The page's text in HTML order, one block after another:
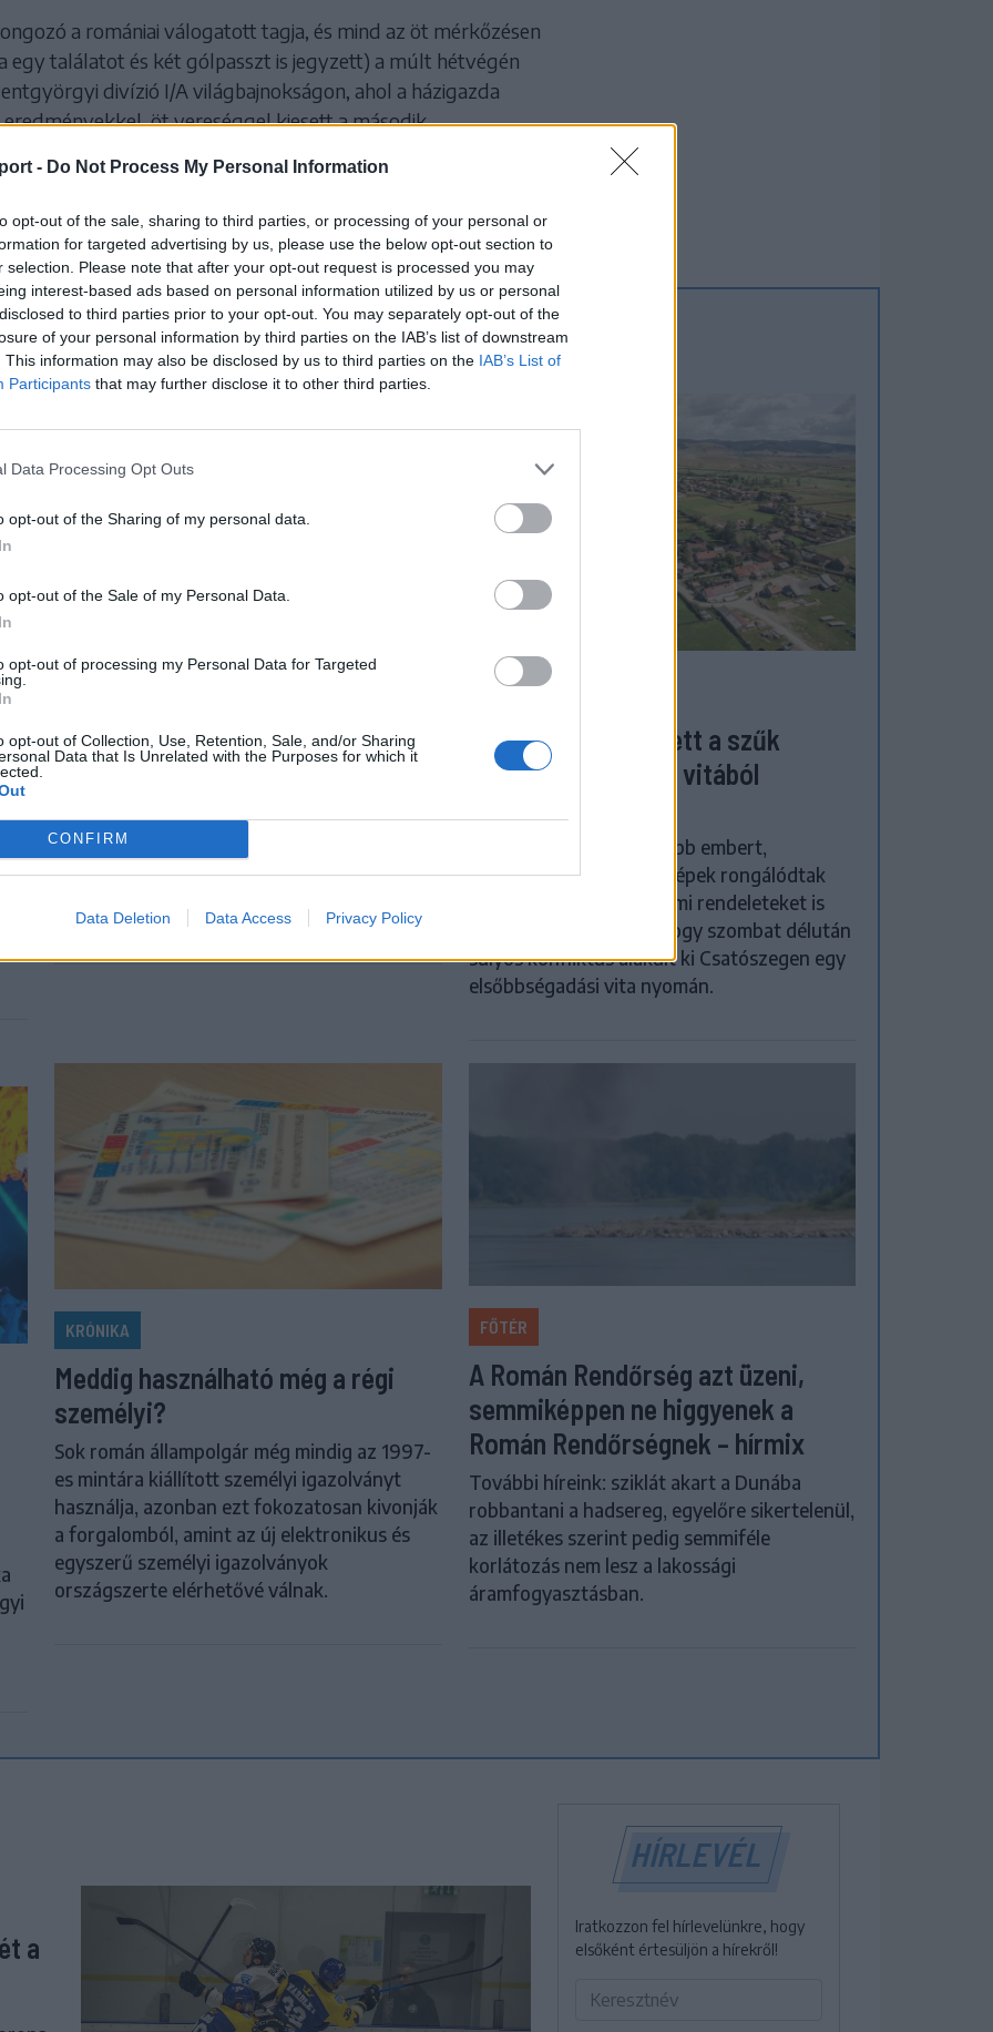
- Do Not Process My Personal Information
opt-out of the sale, sharing to third parties, or processing of your personal or
for targeted advertising by us, please use the below opt-out section to
selection. Please note that after your opt-out request is processed you may
interest-based ads based on personal information utilized by us or personal
to third parties prior to your opt-out. You may separately opt-out of the
of your personal information by third parties on the IAB’s list of downstream
This information may also be disclosed by us to third parties on the IAB’s List of
Participants that may further disclose it to other third parties.
Data Processing Opt Outs
opt-out of the Sharing of my personal data.
opt-out of the Sale of my Personal Data.
opt-out of processing my Personal Data for Targeted
opt-out of Collection, Use, Retention, Sale, and/or Sharing
Data that Is Unrelated with the Purposes for which it
CONFIRM
Data Deletion Data Access Privacy Policy
a romániai válogatott tagja, és mind az öt mérkőzésen
egy találatot és két gólpasszt is jegyzett) a múlt hétvégén
divízió I/A világbajnokságon, ahol a házigazda
öt vereséggel kiesett a második
a Loki is
Kolozsvári CFR a Konferencia Liga
selejtezőjének harmadik fordulójában. A
magyar színeket képviselő Győr és a
Debrecen is hátrányból várja a visszavágót.
SZÉKELYHON
Tömegverekedés lett a szűk
mezőgazdasági úti vitából
Kórházba szállítottak több embert,
mezőgazdasági munkagépek rongálódtak
meg, és ideiglenes védelmi rendeleteket is
kibocsátottak azután, hogy szombat délután
súlyos konfliktus alakult ki Csatószegen egy
elsőbbségadási vita nyomán.
KRÓNIKA
Meddig használható még a régi
személyi?
Sok román állampolgár még mindig az 1997-
es mintára kiállított személyi igazolványt
használja, azonban ezt fokozatosan kivonják
a forgalomból, amint az új elektronikus és
egyszerű személyi igazolványok
országszerte elérhetővé válnak.
FŐTÉR
A Román Rendőrség azt üzeni,
semmiképpen ne higgyenek a
Román Rendőrségnek – hírmix
További híreink: sziklát akart a Dunába
robbantani a hadsereg, egyelőre sikertelenül,
az illetékes szerint pedig semmiféle
korlátozás nem lesz a lakossági
áramfogyasztásban.
a
HÍRLEVÉL
Iratkozzon fel hírlevelünkre, hogy
elsőként értesüljön a hírekről!